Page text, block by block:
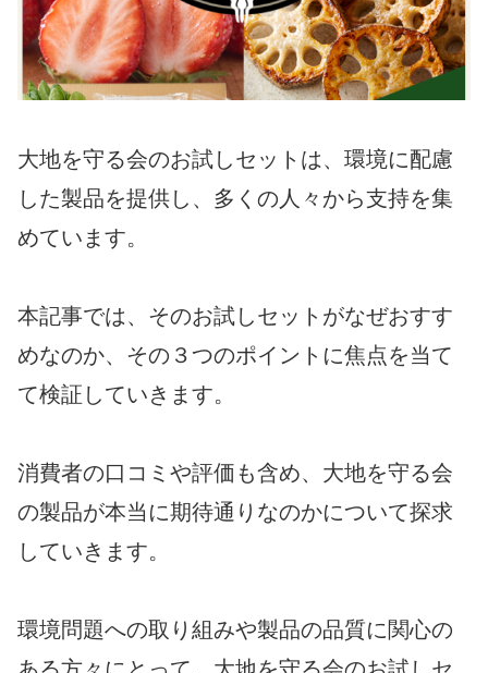
大地を守る会のお試しセットは、環境に配慮
した製品を提供し、多くの人々から支持を集
めています。
本記事では、そのお試しセットがなぜおすす
めなのか、その３つのポイントに焦点を当て
て検証していきます。
消費者の口コミや評価も含め、大地を守る会
の製品が本当に期待通りなのかについて探求
していきます。
環境問題への取り組みや製品の品質に関心の